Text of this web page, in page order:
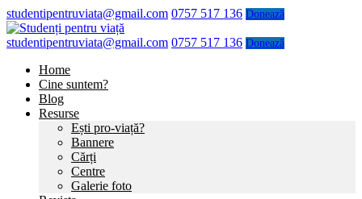
studentipentruviata@gmail.com 0757 517 136 Donează
studentipentruviata@gmail.com 0757 517 136 Donează
Home
Cine suntem?
Blog
Resurse
Ești pro-viață?
Bannere
Cărți
Centre
Galerie foto